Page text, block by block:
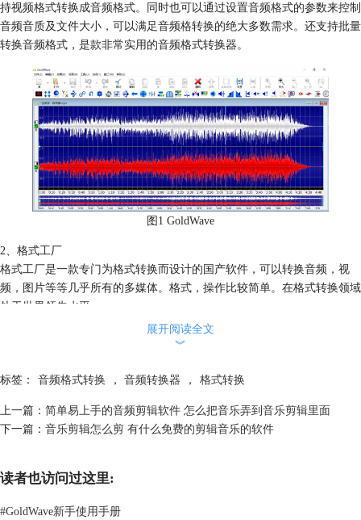
持视频格式转换成音频格式。同时也可以通过设置音频格式的参数来控制
音频音质及文件大小，可以满足音频格转换的绝大多数需求。还支持批量
转换音频格式，是款非常实用的音频格式转换器。
图1 GoldWave
2、格式工厂
格式工厂是一款专门为格式转换而设计的国产软件，可以转换音频，视
频，图片等等几乎所有的多媒体。格式，操作比较简单。在格式转换领域
处于世界领先水平。
展开阅读全文
︾
标签： 音频格式转换 ， 音频转换器 ， 格式转换
上一篇： 简单易上手的音频剪辑软件 怎么把音乐弄到音乐剪辑里面
下一篇： 音乐剪辑怎么剪 有什么免费的剪辑音乐的软件
读者也访问过这里:
#GoldWave新手使用手册